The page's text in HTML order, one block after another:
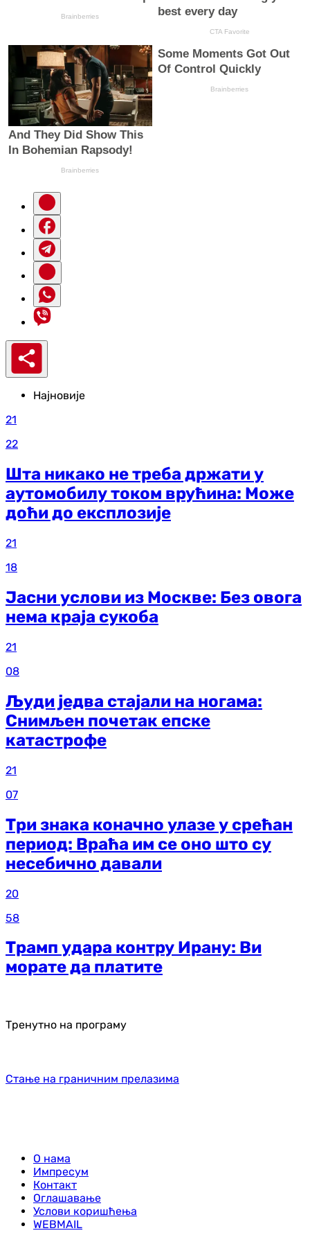
Најновије
21
22
Шта никако не треба држати у
аутомобилу током врућина: Може
доћи до експлозије
21
18
Јасни услови из Москве: Без овога
нема краја сукоба
21
08
Људи једва стајали на ногама:
Снимљен почетак епске
катастрофе
21
07
Три знака коначно улазе у срећан
период: Враћа им се оно што су
несебично давали
20
58
Трамп удара контру Ирану: Ви
морате да платите
Тренутно на програму
Стање на граничним прелазима
О нама
Импресум
Контакт
Оглашавање
Услови коришћења
WEBMAIL